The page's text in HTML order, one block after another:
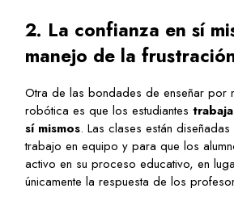
2. La confianza en sí
manejo de la
Otra de las bondades de enseñar por
robótica es que los estudiantes
sí mismos. Las clases están
trabajo en equipo y para que los
activo en su proceso educativo, en
únicamente la respuesta de los